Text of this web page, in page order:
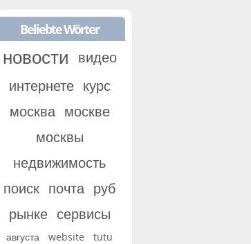
Beliebte Wörter
новости видео
интернете курс
москва москве
москвы
недвижимость
поиск почта руб
рынке сервисы
августа website
tutu